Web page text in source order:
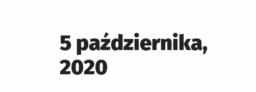
Posted
on
5 października,
2020